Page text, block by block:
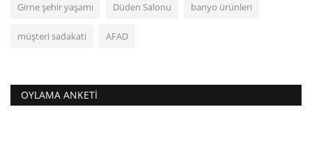
Girne şehir yaşamı Düden Salonu banyo ürünleri
müşteri sadakati AFAD
OYLAMA ANKETI